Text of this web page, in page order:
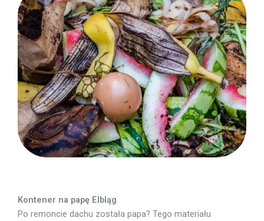
Kontener na papę Elbląg
Po remoncie dachu została papa? Tego materiału